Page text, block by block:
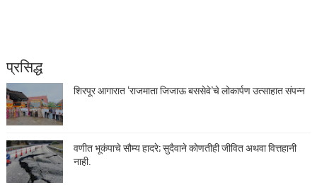
प्रसिद्ध
शिरपूर आगारात ‘राजमाता जिजाऊ बससेवे’चे लोकार्पण उत्साहात संपन्न
वणीत भूकंपाचे सौम्य हादरे; सुदैवाने कोणतीही जीवित अथवा वित्तहानी
नाही.